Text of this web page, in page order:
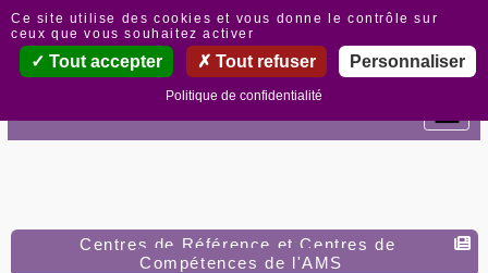
Centres de Référence et Centres de
Compétences de l'AMS
Panneau de gestion des cookies
Ce site utilise des cookies et vous donne le contrôle sur
ceux que vous souhaitez activer
Tout accepter Tout refuser Personnaliser
Politique de confidentialité